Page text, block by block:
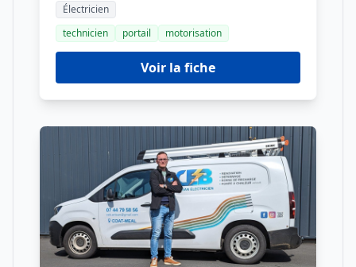
Électricien
technicien
portail motorisation
Voir la fiche